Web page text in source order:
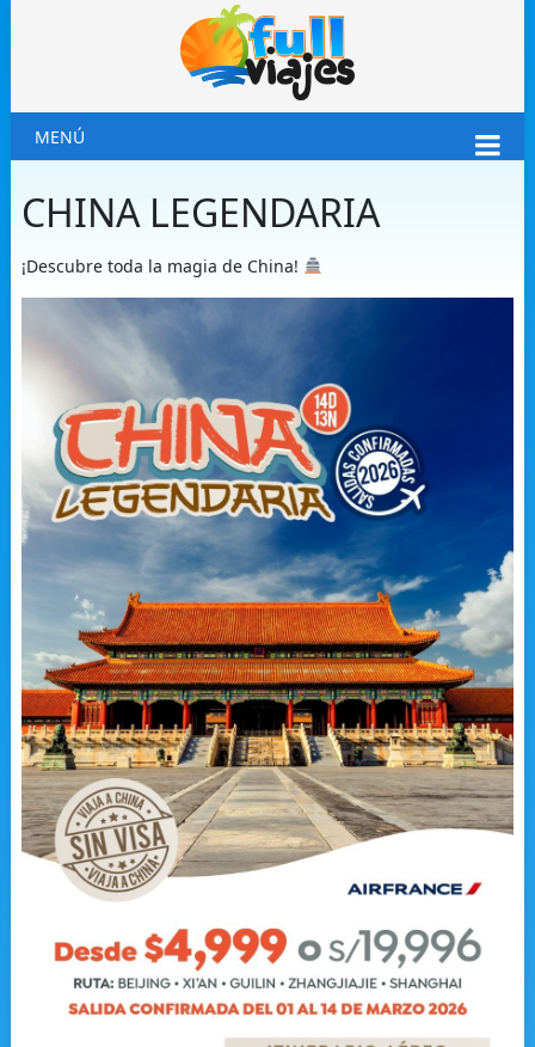
MENÚ
CHINA LEGENDARIA
¡Descubre toda la magia de China!